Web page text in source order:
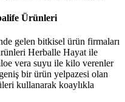
Ürünleri
gelen bitkisel ürün firmaları
Herballe Hayat ile
vera suyu ile kilo verenler
bir ürün yelpazesi olan
kullanarak koaylıkla